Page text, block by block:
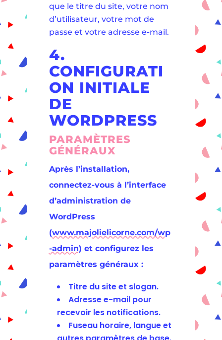
que le titre du site, votre nom
d’utilisateur, votre mot de
passe et votre adresse e-mail.
4.
CONFIGURATI
ON INITIALE
DE
WORDPRESS
PARAMÈTRES
GÉNÉRAUX
Après l’installation,
connectez-vous à l’interface
d’administration de
WordPress
(www.majolielicorne.com/wp
-admin) et configurez les
paramètres généraux :
Titre du site et slogan.
Adresse e-mail pour
recevoir les notifications.
Fuseau horaire, langue et